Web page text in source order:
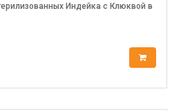
Индейка с Клюквой в